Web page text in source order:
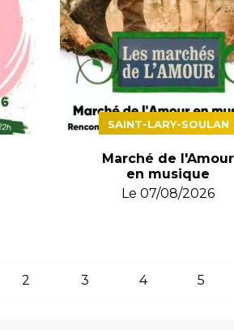
SAINT-LARY-SOULAN
Marché de l'Amour
en musique
Le07/08/2026
2 3 4 5